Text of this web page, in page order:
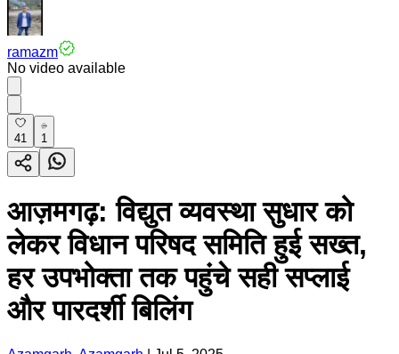
ramazm
No video available
41 1
आज़मगढ़: विद्युत व्यवस्था सुधार को
लेकर विधान परिषद समिति हुई सख्त,
हर उपभोक्ता तक पहुंचे सही सप्लाई
और पारदर्शी बिलिंग